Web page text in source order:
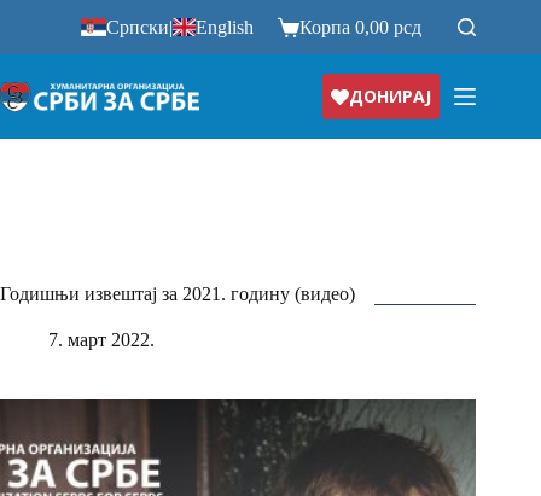
Српски| English Корпа0,00рсд
ДОНИРАЈ
Годишњи извештај за 2021. годину (видео)
7. март 2022.